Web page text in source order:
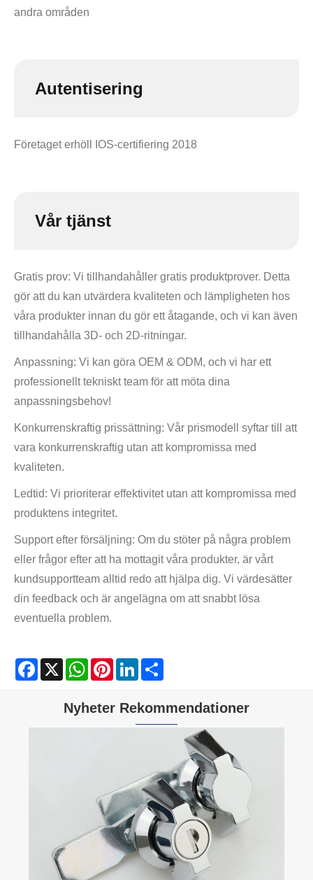
andra områden
Autentisering
Företaget erhöll IOS-certifiering 2018
Vår tjänst
Gratis prov: Vi tillhandahåller gratis produktprover. Detta
gör att du kan utvärdera kvaliteten och lämpligheten hos
våra produkter innan du gör ett åtagande, och vi kan även
tillhandahålla 3D- och 2D-ritningar.
Anpassning: Vi kan göra OEM & ODM, och vi har ett
professionellt tekniskt team för att möta dina
anpassningsbehov!
Konkurrenskraftig prissättning: Vår prismodell syftar till att
vara konkurrenskraftig utan att kompromissa med
kvaliteten.
Ledtid: Vi prioriterar effektivitet utan att kompromissa med
produktens integritet.
Support efter försäljning: Om du stöter på några problem
eller frågor efter att ha mottagit våra produkter, är vårt
kundsupportteam alltid redo att hjälpa dig. Vi värdesätter
din feedback och är angelägna om att snabbt lösa
eventuella problem.
Facebook
X WhatsApp
PinterestLinkedIn
Nyheter Rekommendationer